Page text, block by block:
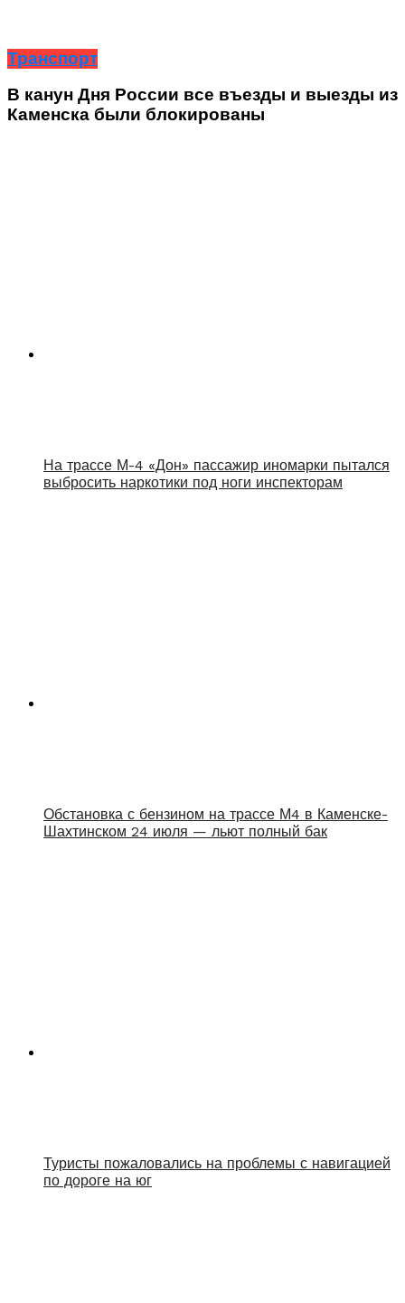
Транспорт
В канун Дня России все въезды и выезды из
Каменска были блокированы
На трассе М-4 «Дон» пассажир иномарки пытался
выбросить наркотики под ноги инспекторам
Обстановка с бензином на трассе М4 в Каменске-
Шахтинском 24 июля — льют полный бак
Туристы пожаловались на проблемы с навигацией
по дороге на юг